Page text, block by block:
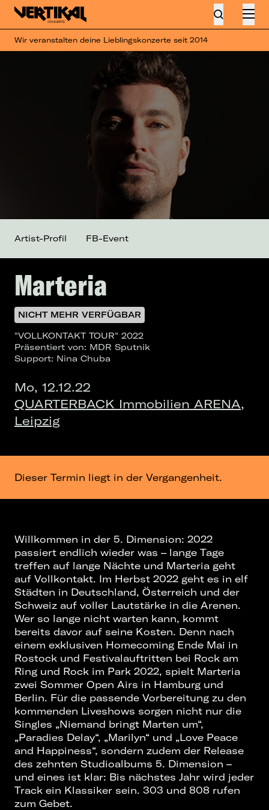
Wir veranstalten deine Lieblingskonzerte seit 2014
Marteria
NICHT MEHR VERFÜGBAR
"VOLLKONTAKT TOUR" 2022
Präsentiert von: MDR Sputnik
Support: Nina Chuba
Mo, 12.12.22
QUARTERBACK Immobilien ARENA,
Leipzig
Artist-Profil FB-Event
Dieser Termin liegt in der Vergangenheit.
Willkommen in der 5. Dimension: 2022
passiert endlich wieder was – lange Tage
treffen auf lange Nächte und Marteria geht
auf Vollkontakt. Im Herbst 2022 geht es in elf
Städten in Deutschland, Österreich und der
Schweiz auf voller Lautstärke in die Arenen.
Wer so lange nicht warten kann, kommt
bereits davor auf seine Kosten. Denn nach
einem exklusiven Homecoming Ende Mai in
Rostock und Festivalauftritten bei Rock am
Ring und Rock im Park 2022, spielt Marteria
zwei Sommer Open Airs in Hamburg und
Berlin. Für die passende Vorbereitung zu den
kommenden Liveshows sorgen nicht nur die
Singles „Niemand bringt Marten um“,
„Paradies Delay“, „Marilyn“ und „Love Peace
and Happiness“, sondern zudem der Release
des zehnten Studioalbums 5. Dimension –
und eines ist klar: Bis nächstes Jahr wird jeder
Track ein Klassiker sein. 303 und 808 rufen
zum Gebet.